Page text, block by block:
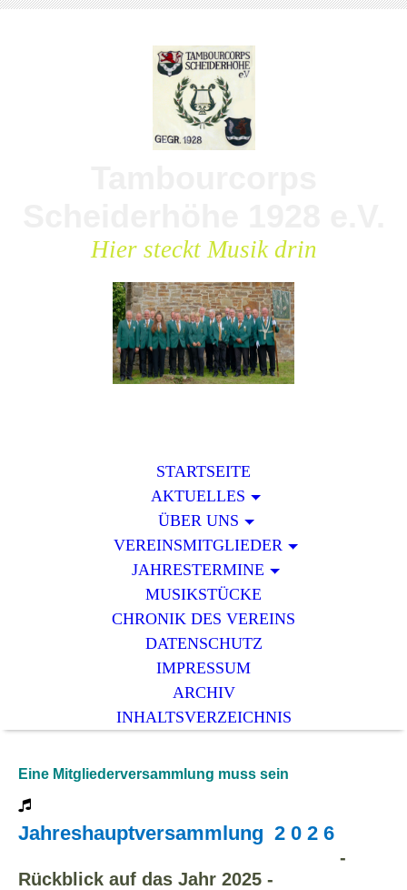
Hier steckt Musik drin
STARTSEITE
AKTUELLES
ÜBER UNS
VEREINSMITGLIEDER
JAHRESTERMINE
MUSIKSTÜCKE
CHRONIK DES VEREINS
DATENSCHUTZ
IMPRESSUM
ARCHIV
INHALTSVERZEICHNIS
Eine Mitgliederversammlung muss sein
Jahreshauptversammlung 2 0 2 6
-
Rückblick auf das Jahr 2025 -